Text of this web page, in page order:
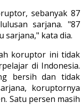
sebanyak 87
sarjana. "87
sarjana," kata dia.
koruptor ini tidak
di Indonesia.
bersih dan tidak
koruptornya
Satu persen masih